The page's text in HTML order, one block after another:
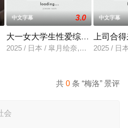
作底色，在尊重历史真实性的前提
中文字幕 3.0
大一女大学生性爱综艺视频
2025 / 日本 / 皐月绘奈,水田贤治
中文字幕
上司合
2025 / 日
共0 条 “梅洛” 景评